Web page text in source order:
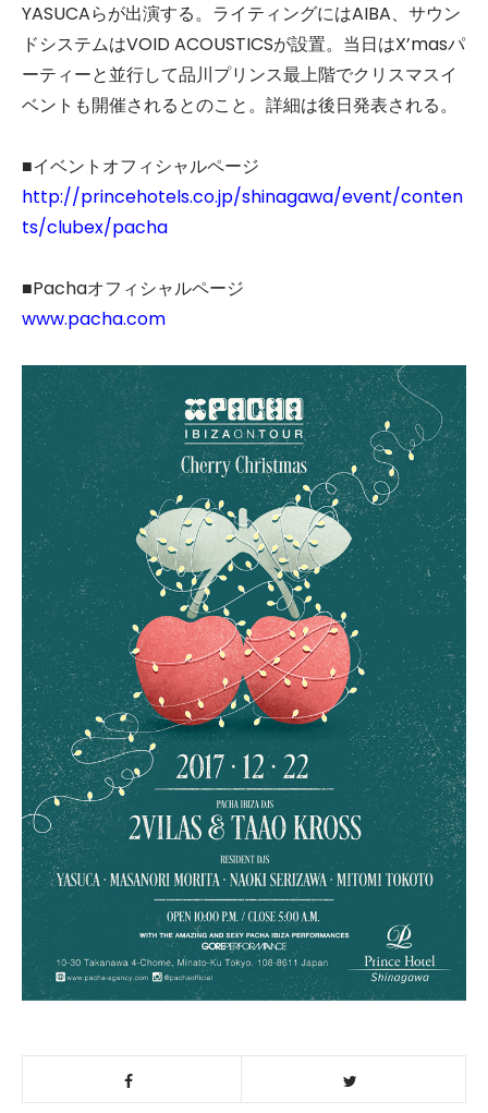
YASUCAらが出演する。ライティングにはAIBA、サウン
ドシステムはVOID ACOUSTICSが設置。当日はX’masパ
ーティーと並行して品川プリンス最上階でクリスマスイ
ベントも開催されるとのこと。詳細は後日発表される。
■イベントオフィシャルページ
http://princehotels.co.jp/shinagawa/event/conten
ts/clubex/pacha
■Pachaオフィシャルページ
www.pacha.com